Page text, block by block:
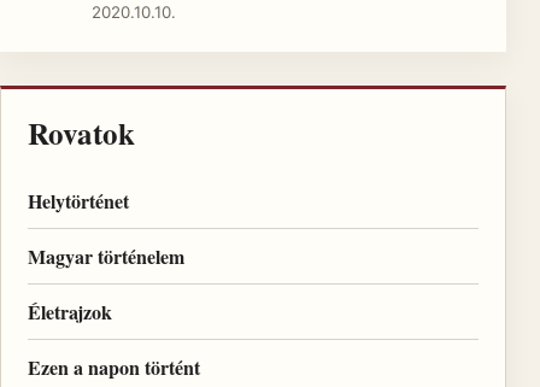
2020.10.10.
Rovatok
Helytörténet
Magyar történelem
Életrajzok
Ezen a napon történt